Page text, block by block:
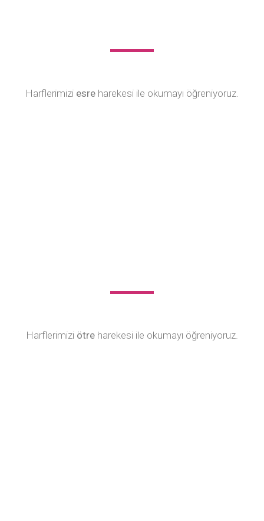
Harflerimizi esre harekesi ile okumayı öğreniyoruz.
Harflerimizi ötre harekesi ile okumayı öğreniyoruz.